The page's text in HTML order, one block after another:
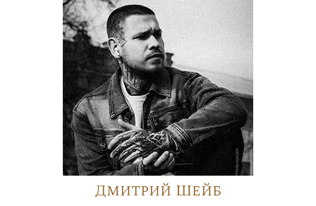
Дмитрий Шейб